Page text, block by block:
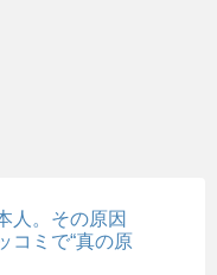
人。その原因
コミで“真の原